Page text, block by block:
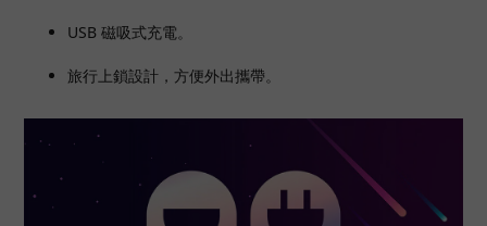
USB 磁吸式充電。
旅行上鎖設計，方便外出攜帶。